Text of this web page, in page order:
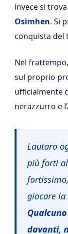
invece si
Osimhen. Si
conquista del
Nel frattempo,
sul proprio
ufficialmente
nerazzurro e
Lautaro
più forti
giocare la
davanti,